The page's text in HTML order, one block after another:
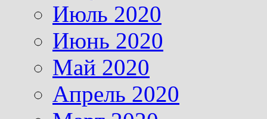
Июль 2020
Июнь 2020
Май 2020
Апрель 2020